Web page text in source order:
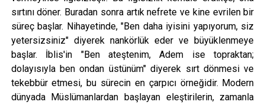
sırtını döner. Buradan sonra artık nefrete ve kine evrilen bir
süreç başlar. Nihayetinde, "Ben daha iyisini yapıyorum, siz
yetersizsiniz" diyerek nankörlük eder ve büyüklenmeye
başlar. İblis'in "Ben ateştenim, Adem ise topraktan;
dolayısıyla ben ondan üstünüm" diyerek sırt dönmesi ve
tekebbür etmesi, bu sürecin en çarpıcı örneğidir. Modern
dünyada Müslümanlardan başlayan eleştirilerin, zamanla